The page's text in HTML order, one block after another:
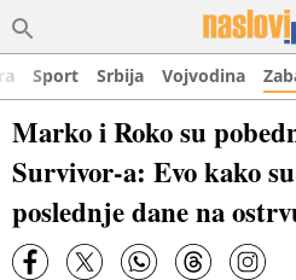
Sport Srbija Vojvodina
Marko i Roko su
Survivor-a: Evo kako
poslednje dane na